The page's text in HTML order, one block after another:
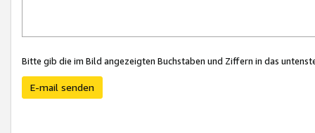
Bitte gib die im Bild angezeigten Buchstaben und Ziffern in das
E-mail senden